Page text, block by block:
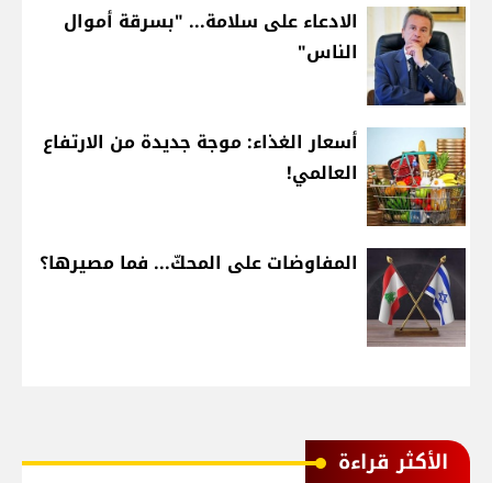
الادعاء على سلامة... "بسرقة أموال
الناس"
أسعار الغذاء: موجة جديدة من الارتفاع
العالمي!
المفاوضات على المحكّ... فما مصيرها؟
الأكثر قراءة